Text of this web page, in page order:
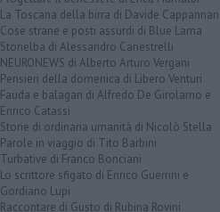
La Toscana della birra di Davide Cappannari
Cose strane e posti assurdi di Blue Lama
Storielba di Alessandro Canestrelli
NEURONEWS di Alberto Arturo Vergani
Pensieri della domenica di Libero Venturi
Fauda e balagan di Alfredo De Girolamo e
Enrico Catassi
Storie di ordinaria umanità di Nicolò Stella
Parole in viaggio di Tito Barbini
Turbative di Franco Bonciani
Lo scrittore sfigato di Enrico Guerrini e
Gordiano Lupi
Raccontare di Gusto di Rubina Rovini